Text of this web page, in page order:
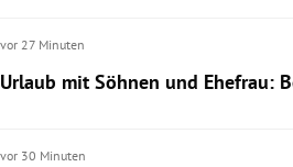
Untermenü
vor 27 Minuten
Urlaub mit Söhnen und Ehefrau:
vor 30 Minuten